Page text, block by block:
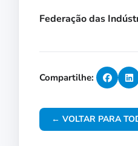
Federação das
Compartilhe:
← VOLTAR PARA